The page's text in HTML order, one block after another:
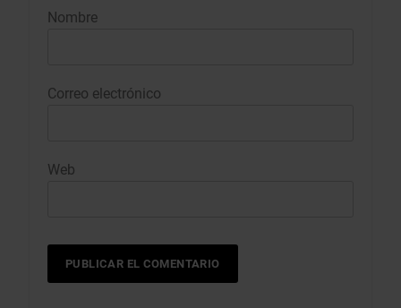
Nombre
Correo electrónico
Web